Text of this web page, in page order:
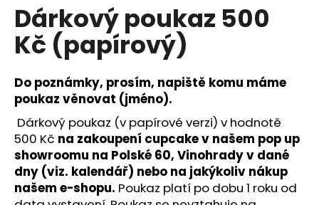
Dárkový poukaz 500
Kč (papírový)
Do poznámky, prosím, napiště komu máme
poukaz věnovat (jméno).
Dárkový poukaz (v papírové verzi) v hodnotě
500 Kč na zakoupení cupcake v našem pop up
showroomu na Polské 60, Vinohradyv dané
dny (viz. kalendář) nebo na jakýkoliv nákup
našem e-shopu. Poukaz platí po dobu 1 roku od
o
p
o
r
u
č
u
j
e
m
e